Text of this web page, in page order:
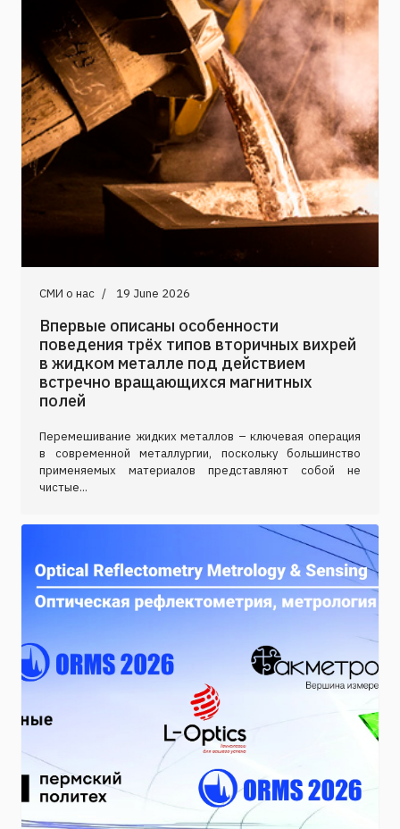
СМИ о нас 19 June 2026
Впервые описаны особенности
поведения трёх типов вторичных вихрей
в жидком металле под действием
встречно вращающихся магнитных
полей
Перемешивание жидких металлов – ключевая операция
в современной металлургии, поскольку большинство
применяемых материалов представляют собой не
чистые...